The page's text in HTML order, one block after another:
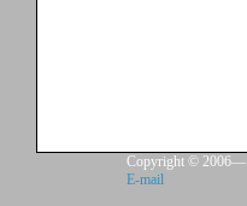
Copyright © 2006—
E-mail